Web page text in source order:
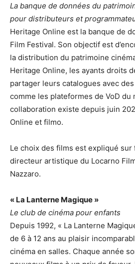
La banque de données du
pour distributeurs et
Heritage Online est la banque de
Film Festival. Son objectif est
la distribution du patrimoine
Heritage Online, les ayants droits
partager leurs catalogues avec
comme les plateformes de VoD du
collaboration existe depuis juin
Online et filmo.
Le choix des films est expliqué sur
directeur artistique du Locarno
Nazzaro.
« La Lanterne Magique »
Le club de cinéma pour enfants
Depuis 1992, « La Lanterne
de 6 à 12 ans au plaisir
cinéma en salles. Chaque année